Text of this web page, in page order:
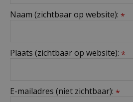
Naam (zichtbaar op website): *
Plaats (zichtbaar op website): *
E-mailadres (niet zichtbaar): *